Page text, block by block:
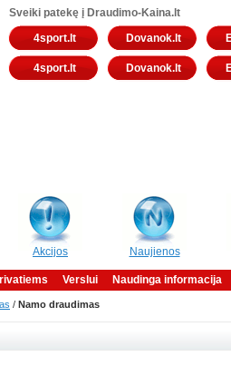
Sveiki patekę į Draudimo-Kaina.lt
4sport.lt
Dovanok.lt
4sport.lt Dovanok.lt
Akcijos Naujienos
Verslui Naudinga informacija
/ Namo draudimas